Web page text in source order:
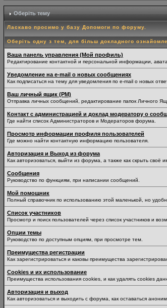
Оберіть тему
Ласкаво просимо у базу Допомоги по форуму.
Оберіть одну з тем, для більш докладного
Ваша панель управления (Мой профиль)
Редактирование контактной и персональной информации,
Уведомление на e-mail о новых сообщениях
Как подписаться на тему для уведомления по e-mail о новых
Ваш личный ящик (PM)
Отправка личных сообщений, редактирование папок Личного
Контакт с администрацией и доклад модератору о
Где найти список Администраторов и Модераторов форума.
Просмотр информации профиля пользователей
Где можно найти контактную информацию пользователя.
Авторизация и Выход из форума
Как авторизоваться, выйти из форума, а также как скрыть своё
Сообщения
Руководство по функциям, при написании сообщений.
Мой помощник
Полный справочник по использованию этой маленькой, но
Список участников
Просмотр и поиск пользователей через список участников и
Опции темы
Руководство по доступным опциям, при просмотре тем.
Преимущества регистрации
Как зарегистрироваться и каковы преимущества
Cookies и их использование
Преимущества использования cookies, и как удалять cookies
Авторизация и выход
Как авторизоваться и выходить с форума, как оставаться